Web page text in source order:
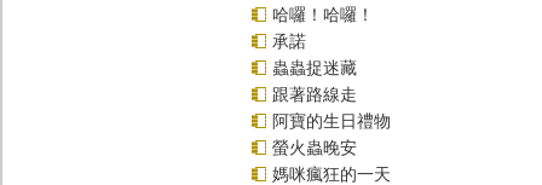
哈囉！哈囉！
承諾
蟲蟲捉迷藏
跟著路線走
阿寶的生日禮物
螢火蟲晚安
媽咪瘋狂的一天